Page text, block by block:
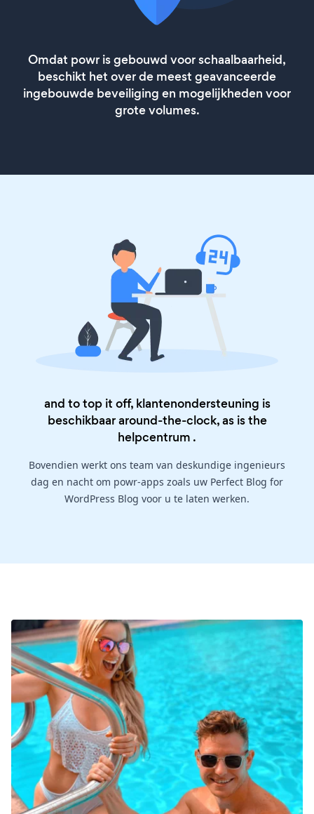
Omdat powr is gebouwd voor schaalbaarheid,
beschikt het over de meest geavanceerde
ingebouwde beveiliging en mogelijkheden voor
grote volumes.
and to top it off, klantenondersteuning is
beschikbaar around-the-clock, as is the
helpcentrum .
Bovendien werkt ons team van deskundige ingenieurs
dag en nacht om powr-apps zoals uw Perfect Blog for
WordPress Blog voor u te laten werken.